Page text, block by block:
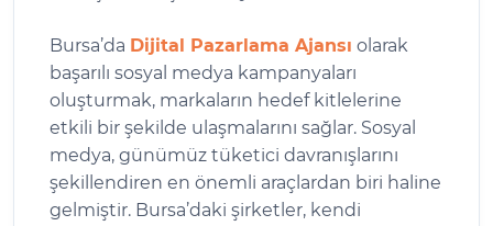
Bursa’da Dijital Pazarlama Ajansı olarak
başarılı sosyal medya kampanyaları
oluşturmak, markaların hedef kitlelerine
etkili bir şekilde ulaşmalarını sağlar. Sosyal
medya, günümüz tüketici davranışlarını
şekillendiren en önemli araçlardan biri haline
gelmiştir. Bursa’daki şirketler, kendi